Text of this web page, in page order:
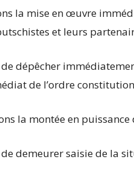
la mise en œuvre
et leurs
dépêcher
de l’ordre
la montée en puissance
demeurer saisie de la